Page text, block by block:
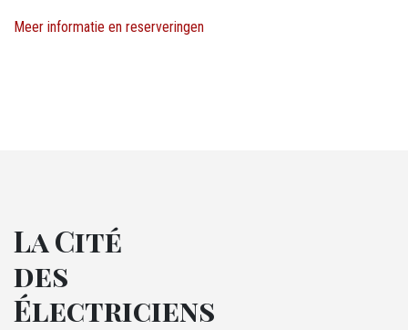
Meer informatie en reserveringen
La Cité
des
Électriciens